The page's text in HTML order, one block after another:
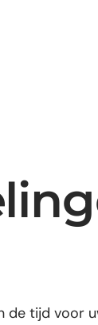
de tijd voor